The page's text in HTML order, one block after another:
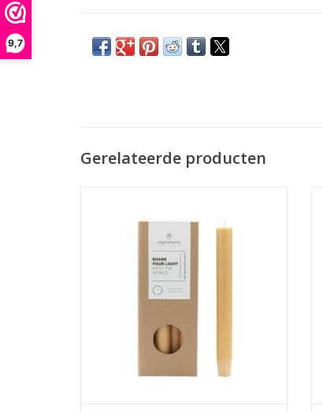
9,7
Gerelateerde producten
met kokoswas in een speciale
geschenkverpakking